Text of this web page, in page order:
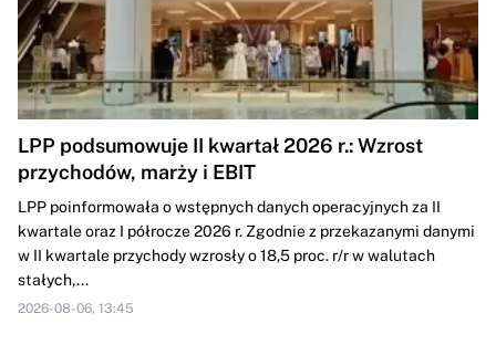
LPP podsumowuje II kwartał 2026 r.: Wzrost
przychodów, marży i EBIT
LPP poinformowała o wstępnych danych operacyjnych za II
kwartale oraz I półrocze 2026 r. Zgodnie z przekazanymi danymi
w II kwartale przychody wzrosły o 18,5 proc. r/r w walutach
stałych,...
2026-08-06, 13:45